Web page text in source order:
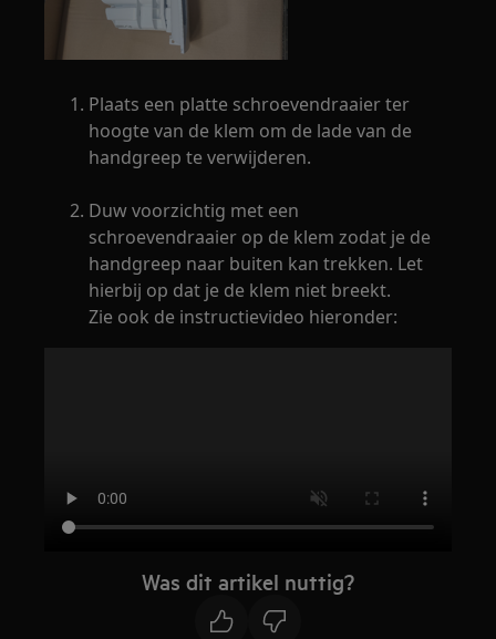
Plaats een platte schroevendraaier ter
hoogte van de klem om de lade van de
handgreep te verwijderen.
Duw voorzichtig met een
schroevendraaier op de klem zodat je de
handgreep naar buiten kan trekken. Let
hierbij op dat je de klem niet breekt.
Zie ook de instructievideo hieronder:
Was dit artikel nuttig?